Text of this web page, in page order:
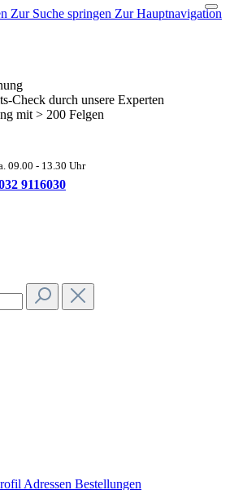
Zur Suche springen Zur Hauptnavigation
Check durch unsere Experten
mit > 200 Felgen
09.00 - 13.30 Uhr
9116030
Adressen Bestellungen